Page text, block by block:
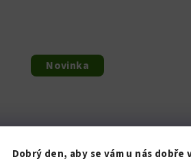
Dobrý den, aby se vám u nás
Novinka